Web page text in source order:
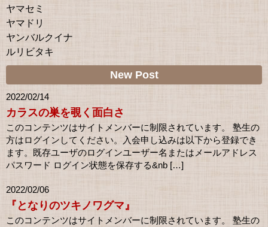
ヤマセミ
ヤマドリ
ヤンバルクイナ
ルリビタキ
New Post
2022/02/14
カラスの巣を覗く面白さ
このコンテンツはサイトメンバーに制限されています。 塾生の
方はログインしてください。入会申し込みは以下から登録でき
ます。既存ユーザのログインユーザー名またはメールアドレス
パスワード ログイン状態を保存する&nb […]
2022/02/06
『となりのツキノワグマ』
このコンテンツはサイトメンバーに制限されています。 塾生の